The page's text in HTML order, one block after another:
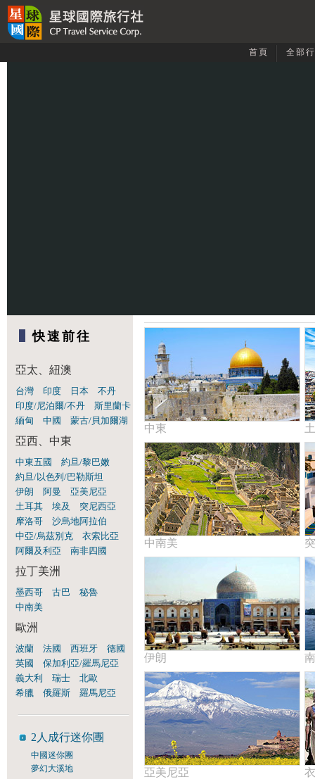
首頁 全部
快速前往
亞太、紐澳
台灣 印度 日本
不丹
印度/尼泊爾/不丹
斯里蘭卡
緬甸
中國 蒙古/貝加爾湖
亞西、中東
中東五國
約旦/黎巴嫩
約旦/以色列/巴勒斯坦
伊朗
阿曼
亞美尼亞
土耳其
埃及
突尼西亞
摩洛哥
沙烏地阿拉伯
中亞/烏茲別克
衣索比亞
阿爾及利亞
南非四國
拉丁美洲
墨西哥 古巴
秘魯
中南美
歐洲
波蘭 法國 西班牙
德國
英國
保加利亞/羅馬尼亞
義大利
瑞士
北歐
希臘
俄羅斯 羅馬尼亞
2人成行迷你團
中國迷你團
夢幻大溪地
中東
中南美
伊朗
亞美尼亞